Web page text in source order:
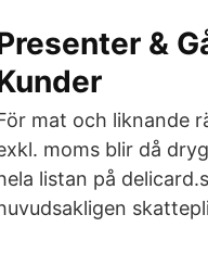
&
mat och liknande
moms blir då
listan på